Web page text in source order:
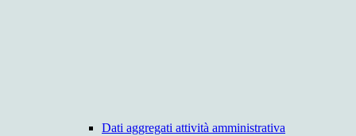
Dati aggregati attività amministrativa